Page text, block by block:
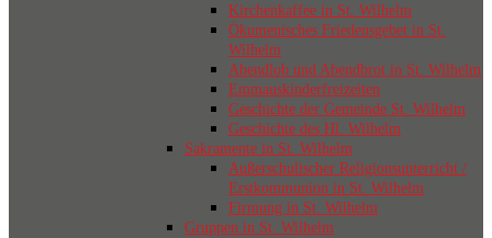
Kirchenkaffee in St. Wilhelm
Ökumenisches Friedensgebet in St.
Wilhelm
Abendlob und Abendbrot in St. Wilhelm
Emmauskinderfreizeiten
Geschichte der Gemeinde St. Wilhelm
Geschichte des Hl. Wilhelm
Sakramente in St. Wilhelm
Außerschulischer Religionsunterricht /
Erstkommunion in St. Wilhelm
Firmung in St. Wilhelm
Gruppen in St. Wilhelm